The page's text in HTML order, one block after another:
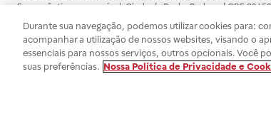
Farmacêutico responsável: Gisele da Penha Barbosa | CRF
automedicação e não substituem, em hipótese alguma, as
persistirem os sintomas, um médico deverá ser consultado. Os
SA trabalha com as tecnologias mais avançadas de proteção
efetuados estão sujeitos à confirmação da disponibilidade de
Durante sua navegação, podemos utilizar cookies para:
acompanhar a utilização de nossos websites, visando o
essenciais para nossos serviços, outros opcionais. Você
suas preferências. Nossa Política de Privacidade e